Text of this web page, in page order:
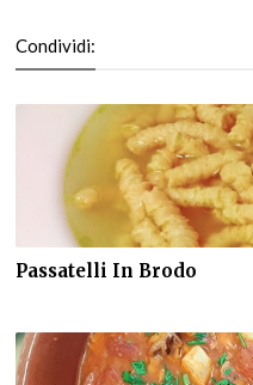
Condividi:
Passatelli In Brodo